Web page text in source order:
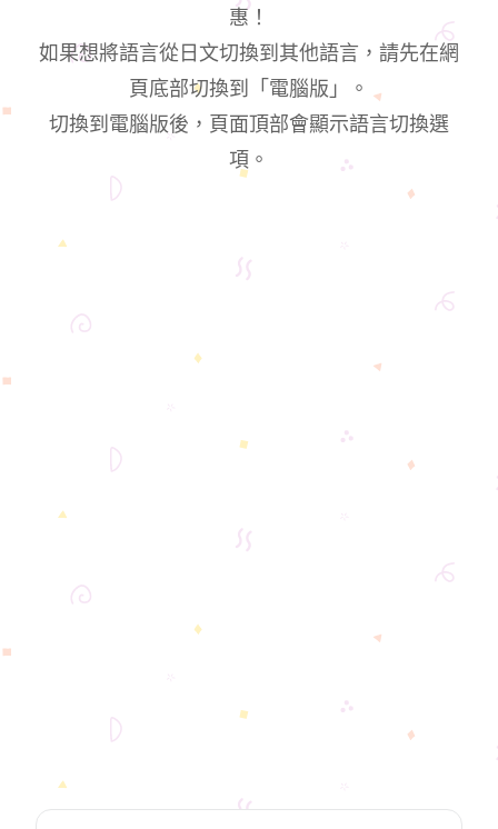
惠！
如果想將語言從日文切換到其他語言，請先在網
頁底部切換到「電腦版」。
切換到電腦版後，頁面頂部會顯示語言切換選
項。